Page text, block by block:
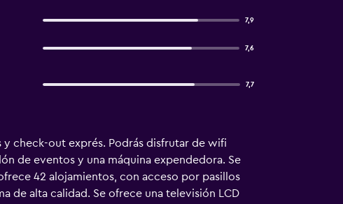
7,9
7,6
7,7
y check-out exprés. Podrás disfrutar de wifi
de eventos y una máquina expendedora. Se
42 alojamientos, con acceso por pasillos
de alta calidad. Se ofrece una televisión LCD